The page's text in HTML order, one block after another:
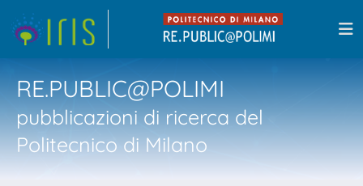
RE.PUBLIC@POLIMI
pubblicazioni di ricerca del
Politecnico di Milano